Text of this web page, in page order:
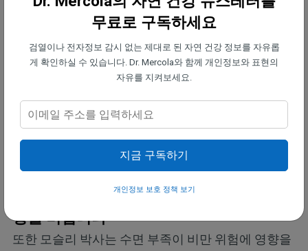
인해 7만 2,000건의 교통사고가 발생하여
부상을 입었습니다. 이는 문자 메시지와 음주
운전으로 인한 사망자 수를 합친 것보다 많은
수치입니다. 단 하룻밤만 4~6시간밖에 못 잔
다고 해도 다음 날 명확한 사고 능력에 영향을
미칠 수 있습니다.
향을 미칩니다
또한 모슬리 박사는 수면 부족이 비만 위험에 영향을
무료로 구독하세요
검열이나 전자정보 감시 없는 제대로 된 자연 건강 정보를 자유롭
게 확인하실 수 있습니다. Dr. Mercola와 함께 개인정보와 표현의
자유를 지켜보세요.
지금 구독하기
개인정보 보호 정책 보기